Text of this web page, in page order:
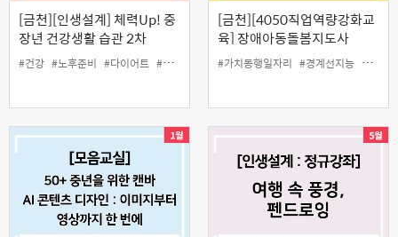
[금천][인생설계] 체력Up! 중
장년 건강생활 습관 2차
#건강 #노후준비 #다이어트 #운동
[금천][4050직업역량강화교
육] 장애아동돌봄지도사
#가치동행일자리 #경계선지능 #금천